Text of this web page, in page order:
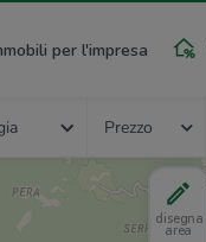
per l'impresa
Prezzo
disegna
area